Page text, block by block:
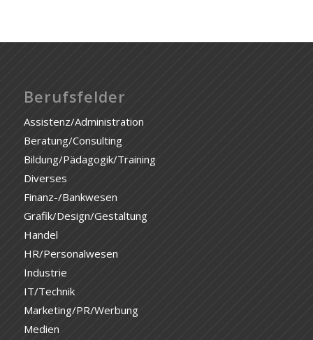
Berufsfelder
Assistenz/Administration
Beratung/Consulting
Bildung/Pädagogik/Training
Diverses
Finanz-/Bankwesen
Grafik/Design/Gestaltung
Handel
HR/Personalwesen
Industrie
IT/Technik
Marketing/PR/Werbung
Medien